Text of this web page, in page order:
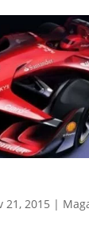
21, 2015 |